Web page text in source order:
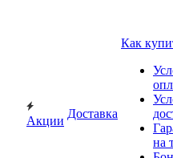
Акции
Доставка
Как
на